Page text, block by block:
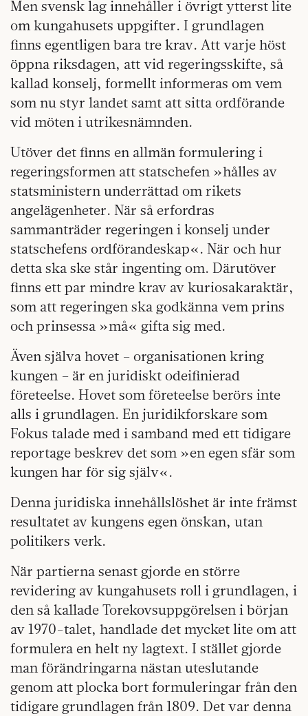
Men svensk lag innehåller i övrigt ytterst lite
om kungahusets uppgifter. I grundlagen
finns egentligen bara tre krav. Att varje höst
öppna riksdagen, att vid regeringsskifte, så
kallad konselj, formellt informeras om vem
som nu styr landet samt att sitta ordförande
vid möten i utrikesnämnden.
Utöver det finns en allmän formulering i
regeringsformen att statschefen »hålles av
statsministern underrättad om rikets
angelägenheter. När så erfordras
sammanträder regeringen i konselj under
statschefens ordförandeskap«. När och hur
detta ska ske står ingenting om. Därutöver
finns ett par mindre krav av kuriosakaraktär,
som att regeringen ska godkänna vem prins
och prinsessa »må« gifta sig med.
Även själva hovet – organisationen kring
kungen – är en juridiskt odeifinierad
företeelse. Hovet som företeelse berörs inte
alls i grundlagen. En juridikforskare som
Fokus talade med i samband med ett tidigare
reportage beskrev det som »en egen sfär som
kungen har för sig själv«.
Denna juridiska innehållslöshet är inte främst
resultatet av kungens egen önskan, utan
politikers verk.
När partierna senast gjorde en större
revidering av kungahusets roll i grundlagen, i
den så kallade Torekovsuppgörelsen i början
av 1970-talet, handlade det mycket lite om att
formulera en helt ny lagtext. I stället gjorde
man förändringarna nästan uteslutande
genom att plocka bort formuleringar från den
tidigare grundlagen från 1809. Det var denna